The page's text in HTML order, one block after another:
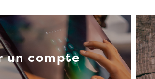
un compte